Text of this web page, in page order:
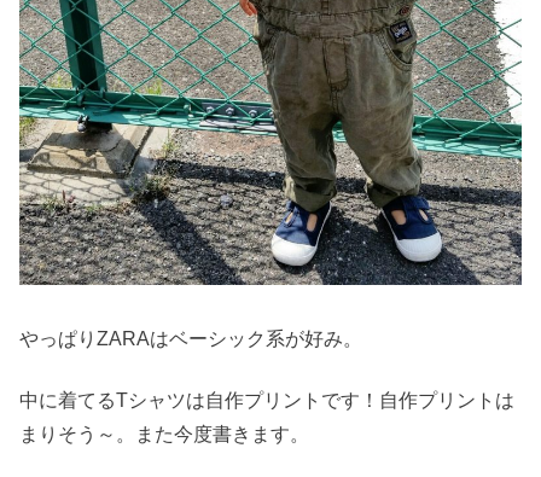
やっぱりZARAはベーシック系が好み。
中に着てるTシャツは自作プリントです！自作プリントは
まりそう～。また今度書きます。